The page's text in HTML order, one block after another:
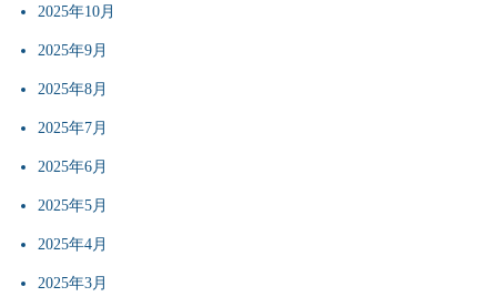
2025年10月
2025年9月
2025年8月
2025年7月
2025年6月
2025年5月
2025年4月
2025年3月